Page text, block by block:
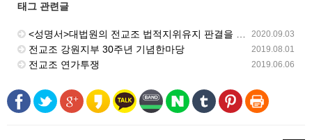
태그 관련글
2020.09.03
<성명서>대법원의 전교조 법적지위유지 판결을 환영한다!
2019.08.01
전교조 강원지부 30주년 기념한마당
2019.06.06
전교조 연가투쟁